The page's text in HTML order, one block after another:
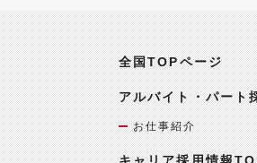
全国TOPページ
アルバイト・パート
お仕事紹介
キャリア採用情報